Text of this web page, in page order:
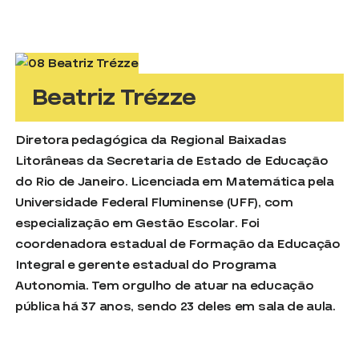
Beatriz Trézze
Diretora pedagógica da Regional Baixadas
Litorâneas da Secretaria de Estado de Educação
do Rio de Janeiro. Licenciada em Matemática pela
Universidade Federal Fluminense (UFF), com
especialização em Gestão Escolar. Foi
coordenadora estadual de Formação da Educação
Integral e gerente estadual do Programa
Autonomia. Tem orgulho de atuar na educação
pública há 37 anos, sendo 23 deles em sala de aula.